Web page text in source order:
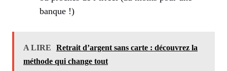
banque !)
A LIRE
Retrait d’argent sans carte : découvrez la
méthode qui change tout